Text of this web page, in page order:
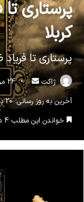
پرستاری
کربلا
پرستاری تا
ژاکت
ارسال
ایمیل
24 مرداد 1400 - 7:42 ب.ظ
آخرین به روز رسانی: 20 بهمن 1400 - 2:36 ب.ظ
خواندن این مطلب 4 دقیقه زمان میبرد